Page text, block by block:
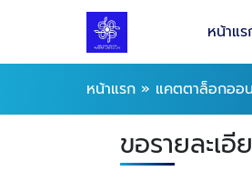
หน้าแ
หน้าแรก » แคตตาล็อกออ
ขอรายละเ